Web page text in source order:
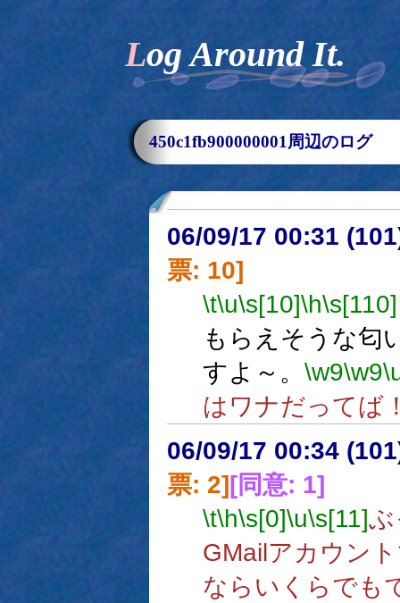
Log Around It.
450c1fb900000001周辺のログ
06/09/17 00:31
票: 10]
\t\u\s[10]\h\s[110]
もらえそうな匂
すよ～。 \w9\w9
はワナだってば
06/09/17 00:34
票: 2][同意: 1]
\t\h\s[0]\u\s[11]ぶ
GMailアカウン
ならいくらでも